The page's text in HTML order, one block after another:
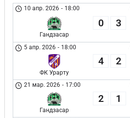
10 апр. 2026 - 18:00
Гандзасар
0 3
5 апр. 2026 - 18:00
ФК Урарту
4 2
21 мар. 2026 - 17:00
Гандзасар
2 1